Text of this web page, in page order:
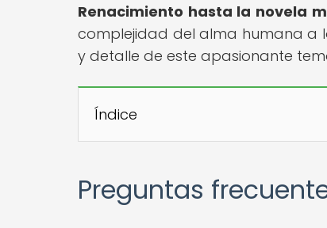
Renacimiento hasta la novela
complejidad del alma humana a
y detalle de este apasionante
Índice
Preguntas